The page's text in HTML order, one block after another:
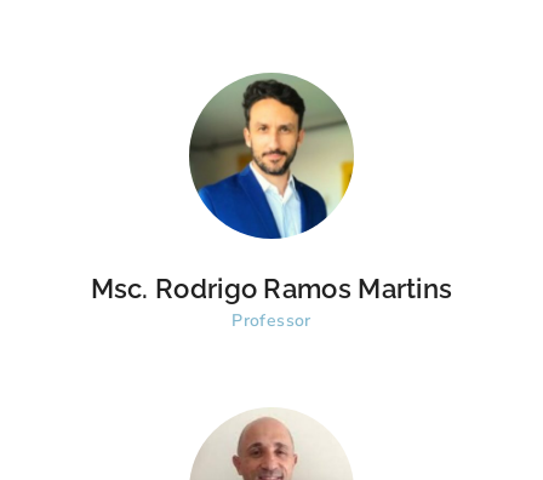
Msc. Rodrigo Ramos Martins
Professor